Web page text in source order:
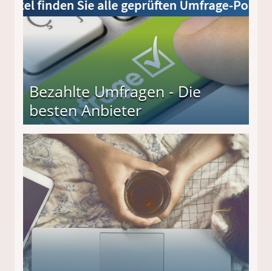
Bezahlte Umfragen - Die
besten Anbieter